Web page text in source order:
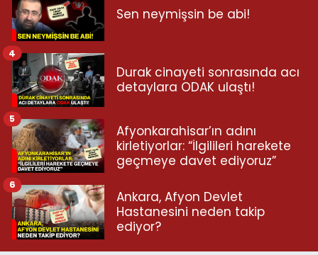
Sen neymişsin be abi!
Durak cinayeti sonrasında acı
detaylara ODAK ulaştı!
4
Afyonkarahisar’ın adını
kirletiyorlar: “İlgilileri harekete
geçmeye davet ediyoruz”
5
Ankara, Afyon Devlet
Hastanesini neden takip
ediyor?
6